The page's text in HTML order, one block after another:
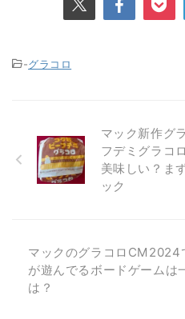
-グラコロ
マック新作グ
フデミグラコ
美味しい？ま
ック
マックのグラコロCM2024
が遊んでるボードゲームは
は？